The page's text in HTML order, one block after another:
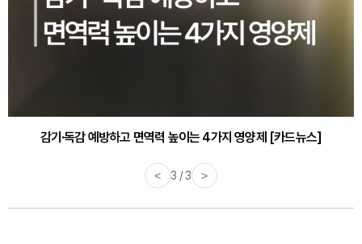
감기·독감 예방하고 면역력 높이는 4가지 영양제 [카드뉴스]
< 3 / 3 >